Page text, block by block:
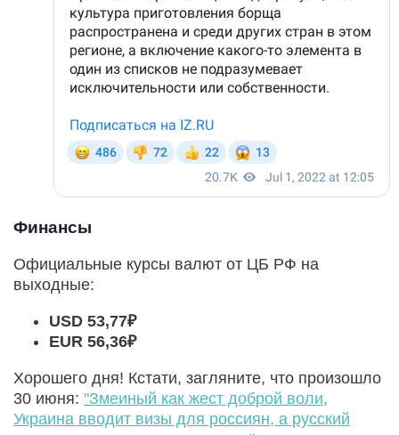
Финансы
Официальные курсы валют от ЦБ РФ на
выходные:
USD 53,77₽
EUR 56,36₽
Хорошего дня! Кстати, загляните, что произошло
30 июня: "Змеиный как жест доброй воли,
Украина вводит визы для россиян, а русский